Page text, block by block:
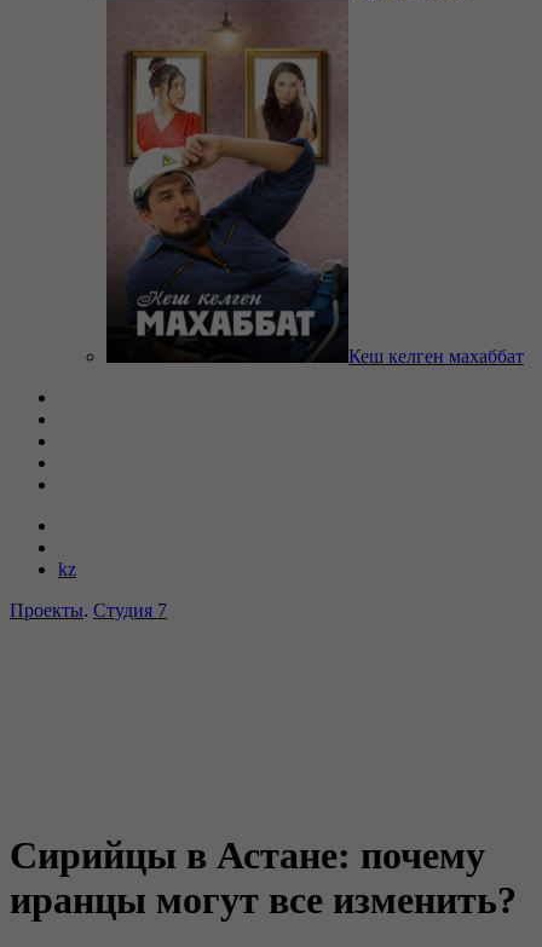
Кеш келген махаббат
kz
Проекты. Студия 7
Сирийцы в Астане: почему
иранцы могут все изменить?